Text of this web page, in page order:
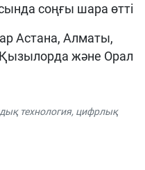
соңғы шара өтті
Астана, Алматы,
және Орал
технология, цифрлық